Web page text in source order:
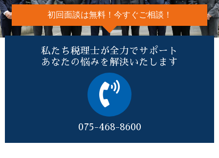
初回面談は無料！今すぐご相談！
私たち税理士が全力でサポート
あなたの悩みを解決いたします
075-468-8600